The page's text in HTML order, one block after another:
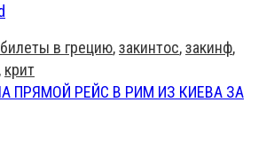
в грецию,закинтос,закинф,
, крит